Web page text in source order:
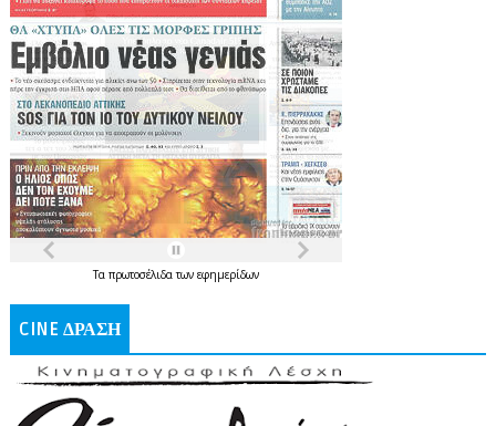
Τα πρωτοσέλιδατων εφημερίδων
CINE ΔΡΑΣΗ